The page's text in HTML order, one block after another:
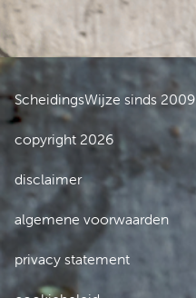
ScheidingsWijze sinds 2009
copyright 2026
disclaimer
algemene voorwaarden
privacy statement